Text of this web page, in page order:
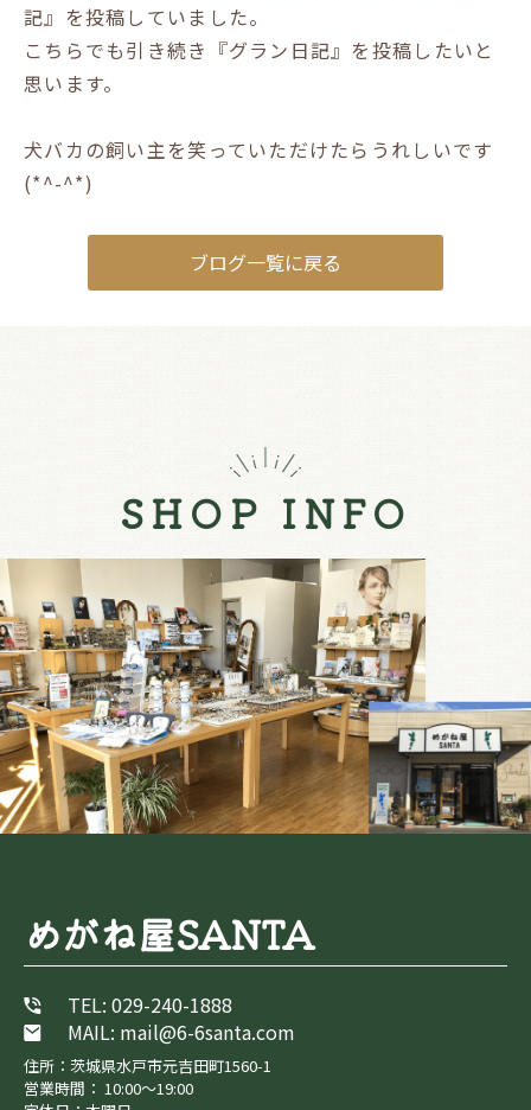
記』を投稿していました。
こちらでも引き続き『グラン日記』を投稿したいと
思います。
犬バカの飼い主を笑っていただけたらうれしいです
(*^-^*)
ブログ一覧に戻る
SHOP INFO
めがね屋SANTA
TEL: 029-240-1888
MAIL: mail@6-6santa.com
住所：茨城県水戸市元吉田町1560-1
営業時間： 10:00～19:00